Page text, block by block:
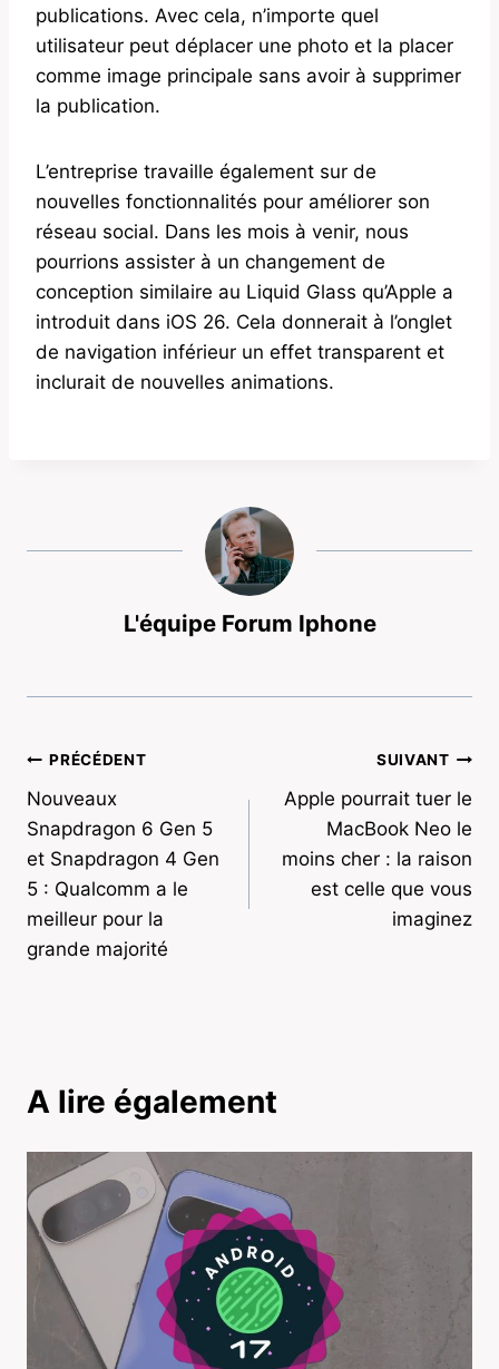
publications. Avec cela, n’importe quel
utilisateur peut déplacer une photo et la placer
comme image principale sans avoir à supprimer
la publication.
L’entreprise travaille également sur de
nouvelles fonctionnalités pour améliorer son
réseau social. Dans les mois à venir, nous
pourrions assister à un changement de
conception similaire au Liquid Glass qu’Apple a
introduit dans iOS 26. Cela donnerait à l’onglet
de navigation inférieur un effet transparent et
inclurait de nouvelles animations.
L'équipe Forum Iphone
Navigation
de
l’article
PRÉCÉDENT
Nouveaux
Snapdragon 6 Gen 5
et Snapdragon 4 Gen
5 : Qualcomm a le
meilleur pour la
grande majorité
SUIVANT
Apple pourrait tuer le
MacBook Neo le
moins cher : la raison
est celle que vous
imaginez
A lire également